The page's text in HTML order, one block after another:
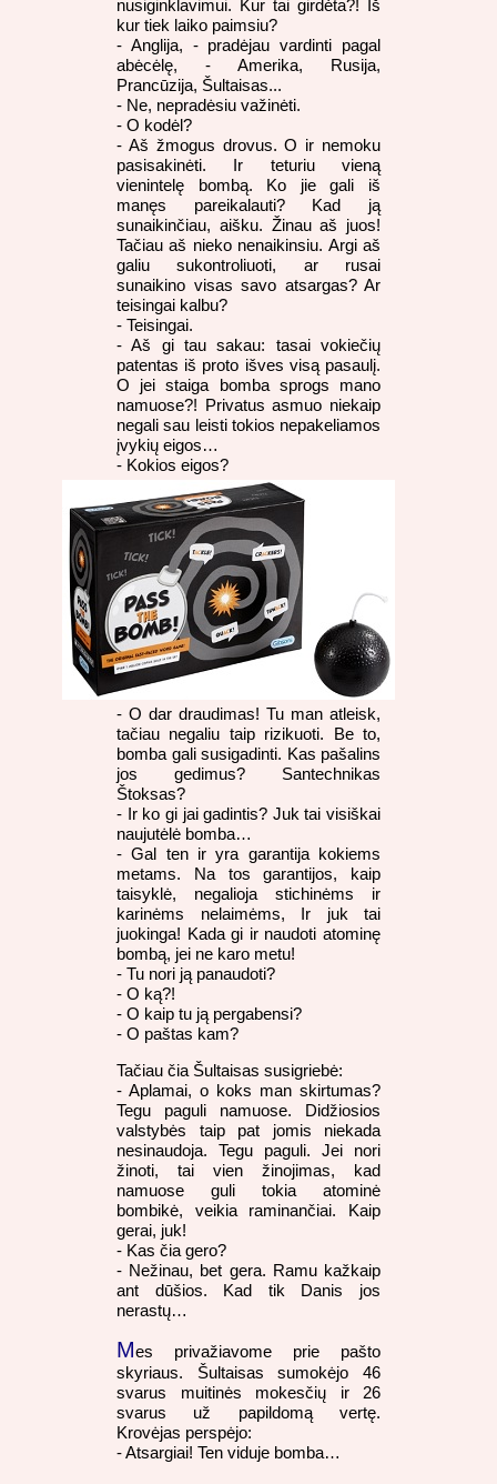
nusiginklavimui. Kur tai girdėta?! Iš
kur tiek laiko paimsiu?
- Anglija, - pradėjau vardinti pagal
abėcėlę, - Amerika, Rusija,
Prancūzija, Šultaisas...
- Ne, nepradėsiu važinėti.
- O kodėl?
- Aš žmogus drovus. O ir nemoku
pasisakinėti. Ir teturiu vieną
vienintelę bombą. Ko jie gali iš
manęs pareikalauti? Kad ją
sunaikinčiau, aišku. Žinau aš juos!
Tačiau aš nieko nenaikinsiu. Argi aš
galiu sukontroliuoti, ar rusai
sunaikino visas savo atsargas? Ar
teisingai kalbu?
- Teisingai.
- Aš gi tau sakau: tasai vokiečių
patentas iš proto išves visą pasaulį.
O jei staiga bomba sprogs mano
namuose?! Privatus asmuo niekaip
negali sau leisti tokios nepakeliamos
įvykių eigos…
- Kokios eigos?
- O dar draudimas! Tu man atleisk,
tačiau negaliu taip rizikuoti. Be to,
bomba gali susigadinti. Kas pašalins
jos gedimus? Santechnikas
Štoksas?
- Ir ko gi jai gadintis? Juk tai visiškai
naujutėlė bomba…
- Gal ten ir yra garantija kokiems
metams. Na tos garantijos, kaip
taisyklė, negalioja stichinėms ir
karinėms nelaimėms, Ir juk tai
juokinga! Kada gi ir naudoti atominę
bombą, jei ne karo metu!
- Tu nori ją panaudoti?
- O ką?!
- O kaip tu ją pergabensi?
- O paštas kam?
Tačiau čia Šultaisas susigriebė:
- Aplamai, o koks man skirtumas?
Tegu paguli namuose. Didžiosios
valstybės taip pat jomis niekada
nesinaudoja. Tegu paguli. Jei nori
žinoti, tai vien žinojimas, kad
namuose guli tokia atominė
bombikė, veikia raminančiai. Kaip
gerai, juk!
- Kas čia gero?
- Nežinau, bet gera. Ramu kažkaip
ant dūšios. Kad tik Danis jos
nerastų…
Mes privažiavome prie pašto
skyriaus. Šultaisas sumokėjo 46
svarus muitinės mokesčių ir 26
svarus už papildomą vertę.
Krovėjas perspėjo:
- Atsargiai! Ten viduje bomba…